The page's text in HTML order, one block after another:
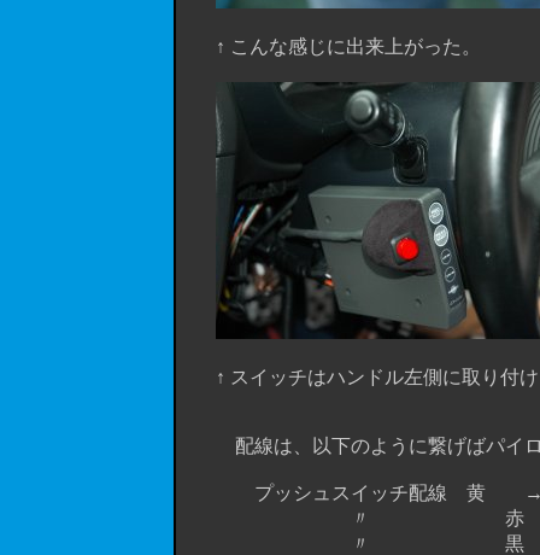
↑ こんな感じに出来上がった。
↑ スイッチはハンドル左側に取り付
配線は、以下のように繋げばパイロ
プッシュスイッチ配線 黄 → Ａ
〃 赤 → RHU01 ユ
〃 黒 → ボディ